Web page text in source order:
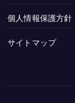
個人情報保護方針
サイトマップ